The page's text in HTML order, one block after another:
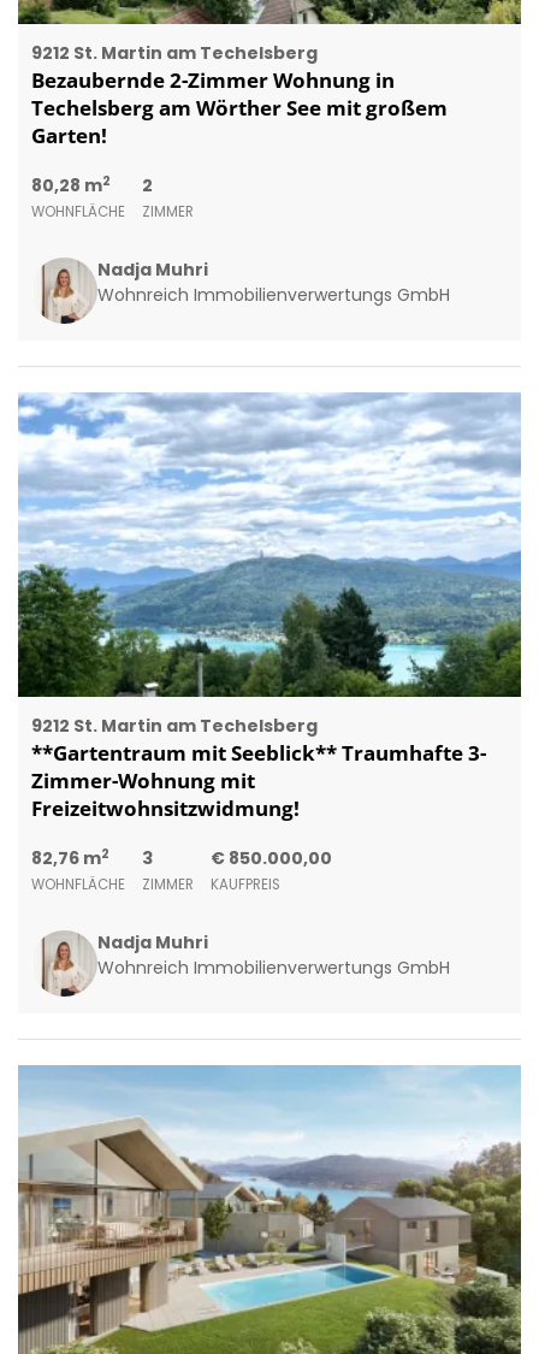
9212 St. Martin am Techelsberg
Bezaubernde 2-Zimmer Wohnung in
Techelsberg am Wörther See mit großem
Garten!
80,28 m2
WOHNFLÄCHE
2
ZIMMER
Nadja Muhri
Wohnreich Immobilienverwertungs GmbH
9212 St. Martin am Techelsberg
**Gartentraum mit Seeblick** Traumhafte 3-
Zimmer-Wohnung mit
Freizeitwohnsitzwidmung!
82,76 m2
WOHNFLÄCHE
3
ZIMMER
€ 850.000,00
KAUFPREIS
Nadja Muhri
Wohnreich Immobilienverwertungs GmbH